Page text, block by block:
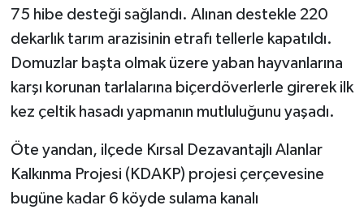
75 hibe desteği sağlandı. Alınan destekle 220
dekarlık tarım arazisinin etrafı tellerle kapatıldı.
Domuzlar başta olmak üzere yaban hayvanlarına
karşı korunan tarlalarına biçerdöverlerle girerek ilk
kez çeltik hasadı yapmanın mutluluğunu yaşadı.
Öte yandan, ilçede Kırsal Dezavantajlı Alanlar
Kalkınma Projesi (KDAKP) projesi çerçevesine
bugüne kadar 6 köyde sulama kanalı